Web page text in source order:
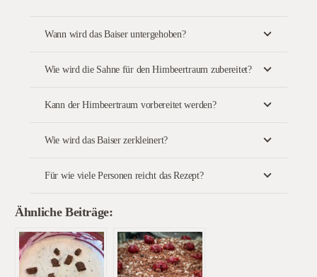
Wann wird das Baiser untergehoben?
Wie wird die Sahne für den Himbeertraum zubereitet?
Kann der Himbeertraum vorbereitet werden?
Wie wird das Baiser zerkleinert?
Für wie viele Personen reicht das Rezept?
Ähnliche Beiträge: